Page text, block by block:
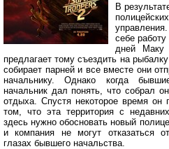
В
себе
дней Маку
предлагает тому съездить на
собирает парней и все вместе они
начальнику. Однако когда
начальник дал понять, что собрал
отдыха. Спустя некоторое время он
том, что эта территория с
здесь нужно обосновать новый
и компания не могут отказаться
глазах бывшего начальства.